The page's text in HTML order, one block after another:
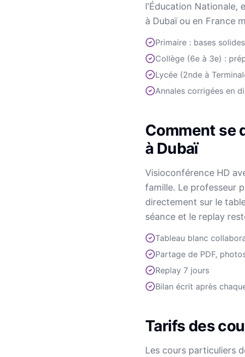
l'Éducation Nationale,
à Dubaï ou en France
Primaire : bases
Collège (6e à 3e) :
Lycée (2nde à
Annales corrigées en
Comment se
à Dubaï
Visioconférence HD
famille. Le professeur
directement sur le
séance et le replay
Tableau blanc
Partage de PDF,
Replay 7 jours
Bilan écrit après
Tarifs des
Les cours particuliers